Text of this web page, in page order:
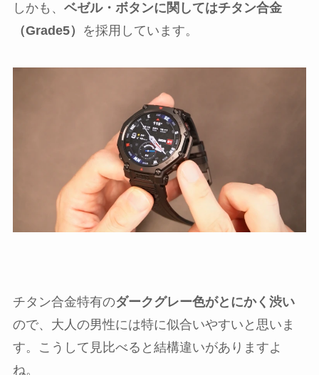
しかも、 ベゼル・ボタンに関してはチタン合金
（Grade5）
を採用しています。
チタン合金特有のダークグレー色がとにかく渋い
ので、大人の男性には特に似合いやすいと思いま
す。こうして見比べると結構違いがありますよ
ね。